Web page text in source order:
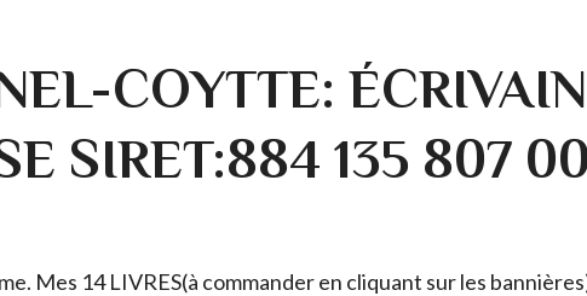
COYTTE:
SIRET:884 135 807
Mes 14 LIVRES(à commander en cliquant sur les